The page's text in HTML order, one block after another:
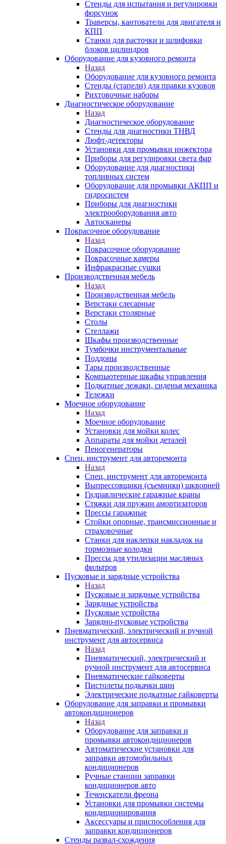
Стенды для испытания и регулировки
форсунок
Траверсы, кантователи для двигателя и
КПП
Станки для расточки и шлифовки
блоков цилиндров
Оборудование для кузовного ремонта
Назад
Оборудование для кузовного ремонта
Стенды (стапели) для правки кузовов
Рихтовочные наборы
Диагностическое оборудование
Назад
Диагностическое оборудование
Стенды для диагностики ТНВД
Люфт-детекторы
Установки для промывки инжектора
Приборы для регулировки света фар
Оборудование для диагностики
топливных систем
Оборудование для промывки АКПП и
гидросистем
Приборы для диагностики
электрооборудования авто
Автосканеры
Покрасочное оборудование
Назад
Покрасочное оборудование
Покрасочные камеры
Инфракрасные сушки
Производственная мебель
Назад
Производственная мебель
Верстаки слесарные
Верстаки столярные
Столы
Стеллажи
Шкафы производственные
Тумбочки инструментальные
Поддоны
Тары производственные
Компьютерные шкафы управления
Подкатные лежаки, сиденья механика
Тележки
Моечное оборудование
Назад
Моечное оборудование
Установки для мойки колес
Аппараты для мойки деталей
Пеногенераторы
Спец. инструмент для авторемонта
Назад
Спец. инструмент для авторемонта
Выпрессовщики (съемники) шкворней
Гидравлические гаражные краны
Стяжки для пружин амортизаторов
Прессы гаражные
Стойки опорные, трансмиссионные и
страховочные
Станки для наклепки накладок на
тормозные колодки
Прессы для утилизации масляных
фильтров
Пусковые и зарядные устройства
Назад
Пусковые и зарядные устройства
Зарядные устройства
Пусковые устройства
Зарядно-пусковые устройства
Пневматический, электрический и ручной
инструмент для автосервиса
Назад
Пневматический, электрический и
ручной инструмент для автосервиса
Пневматические гайковерты
Пистолеты подкачки шин
Электрические подкатные гайковерты
Оборудование для заправки и промывки
автокондиционеров
Назад
Оборудование для заправки и
промывки автокондиционеров
Автоматические установки для
заправки автомобильных
кондиционеров
Ручные станции заправки
кондиционеров авто
Течеискатели фреона
Установки для промывки системы
кондиционирования
Аксессуары и приспособления для
заправки кондиционеров
Стенды развал-схождения